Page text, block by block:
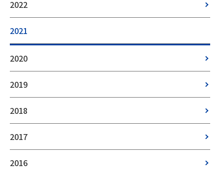
2022
2021
2020
2019
2018
2017
2016